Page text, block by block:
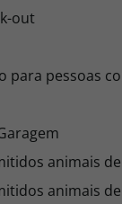
out
para pessoas
animais
animais